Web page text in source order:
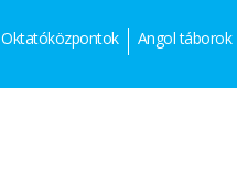
Oktatóközpontok Angol táborok